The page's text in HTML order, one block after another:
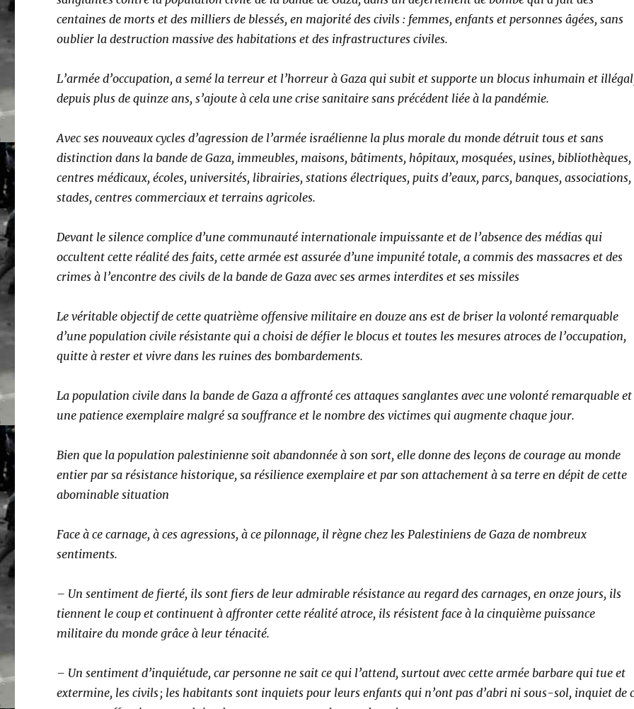
centaines de morts et des milliers de blessés, en majorité des civils : femmes, enfants et personnes âgées, sans
oublier la destruction massive des habitations et des infrastructures civiles.
L’armée d’occupation, a semé la terreur et l’horreur à Gaza qui subit et supporte un blocus inhumain et
depuis plus de quinze ans, s’ajoute à cela une crise sanitaire sans précédent liée à la pandémie.
Avec ses nouveaux cycles d’agression de l’armée israélienne la plus morale du monde détruit tous et sans
distinction dans la bande de Gaza, immeubles, maisons, bâtiments, hôpitaux, mosquées, usines, bibliothèques,
centres médicaux, écoles, universités, librairies, stations électriques, puits d’eaux, parcs, banques, associations,
stades, centres commerciaux et terrains agricoles.
Devant le silence complice d’une communauté internationale impuissante et de l’absence des médias qui
occultent cette réalité des faits, cette armée est assurée d’une impunité totale, a commis des massacres et des
crimes à l’encontre des civils de la bande de Gaza avec ses armes interdites et ses missiles
Le véritable objectif de cette quatrième offensive militaire en douze ans est de briser la volonté remarquable
d’une population civile résistante qui a choisi de défier le blocus et toutes les mesures atroces de l’occupation,
quitte à rester et vivre dans les ruines des bombardements.
La population civile dans la bande de Gaza a affronté ces attaques sanglantes avec une volonté remarquable et
une patience exemplaire malgré sa souffrance et le nombre des victimes qui augmente chaque jour.
Bien que la population palestinienne soit abandonnée à son sort, elle donne des leçons de courage au monde
entier par sa résistance historique, sa résilience exemplaire et par son attachement à sa terre en dépit de cette
abominable situation
Face à ce carnage, à ces agressions, à ce pilonnage, il règne chez les Palestiniens de Gaza de nombreux
sentiments.
– Un sentiment de fierté, ils sont fiers de leur admirable résistance au regard des carnages, en onze jours, ils
tiennent le coup et continuent à affronter cette réalité atroce, ils résistent face à la cinquième puissance
militaire du monde grâce à leur ténacité.
– Un sentiment d’inquiétude, car personne ne sait ce qui l’attend, surtout avec cette armée barbare qui tue et
extermine, les civils ; les habitants sont inquiets pour leurs enfants qui n’ont pas d’abri ni sous-sol, inquiet de